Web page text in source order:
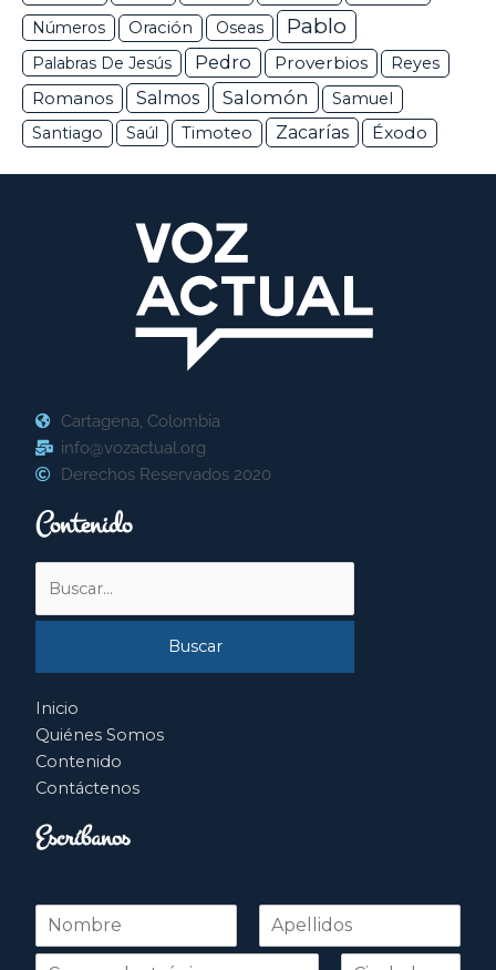
Números Oración Oseas Pablo
Palabras De Jesús Pedro Proverbios Reyes
Romanos Salmos Salomón
Samuel
Santiago
Saúl Timoteo Zacarías Éxodo
Cartagena, Colombia
info@vozactual.org
Derechos Reservados 2020
Contenido
por:
Inicio
Quiénes Somos
Contenido
Contáctenos
Escríbanos
N
m
Nombre Apellidos